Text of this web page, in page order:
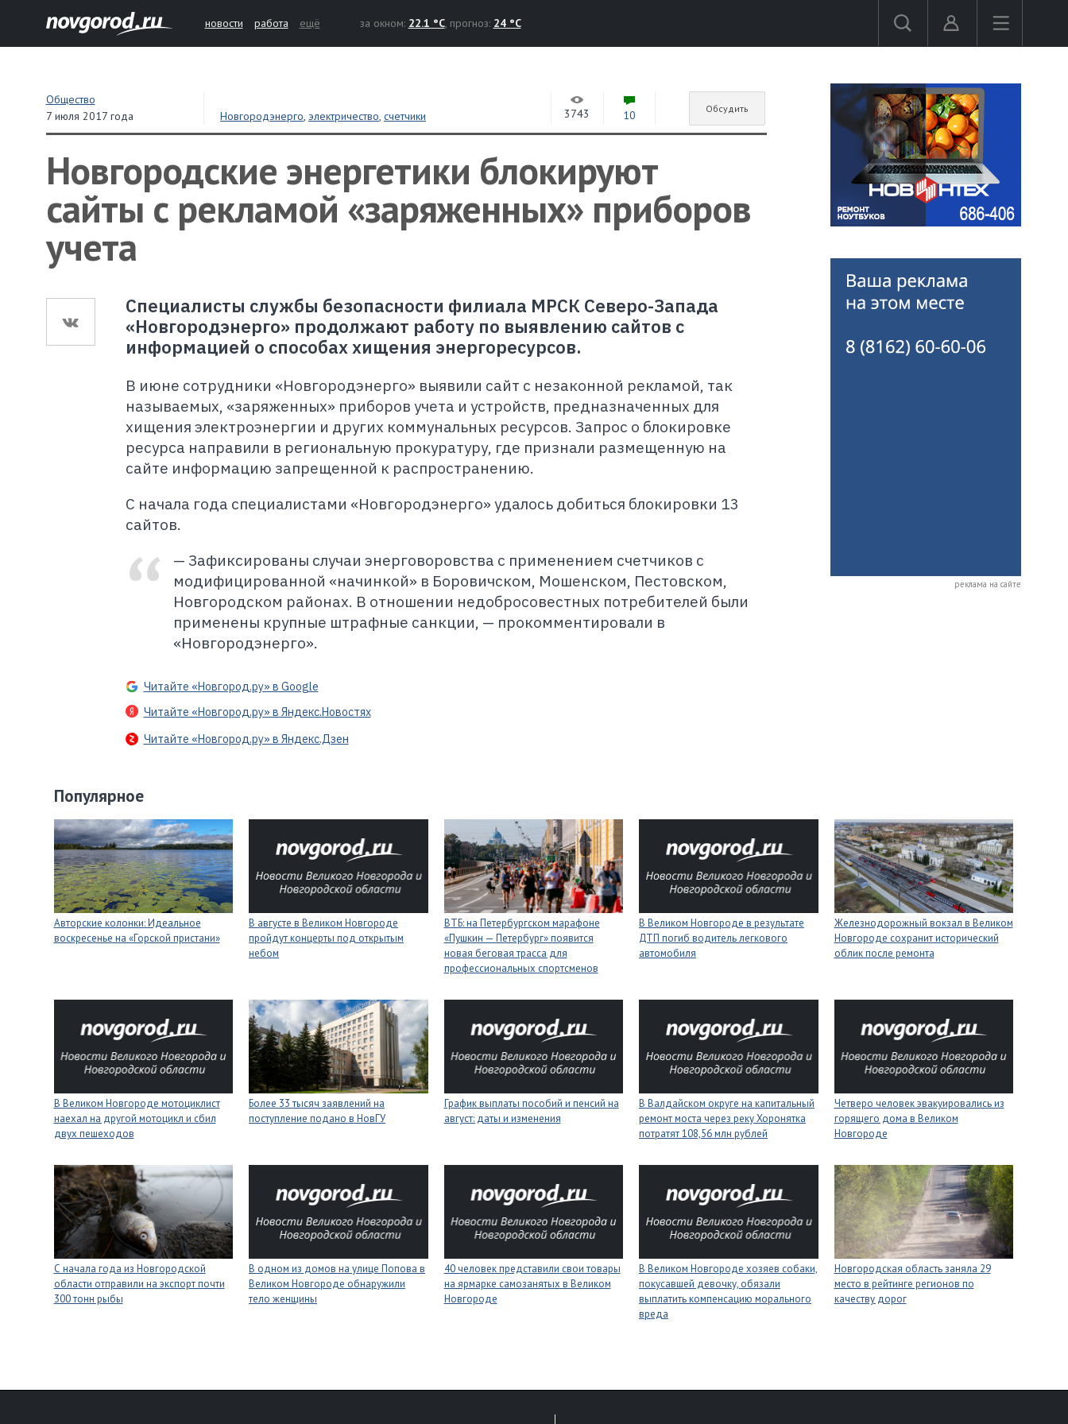
новости работа ещё за окном: 22.1 °C, прогноз: 24 °C
Общество
7 июля 2017 года
Новгородэнерго, электричество,счетчики 3743 10 Обсудить
Новгородские энергетики блокируют
сайты с рекламой «заряженных» приборов
учета
Специалисты службы безопасности филиала МРСК Северо-Запада
«Новгородэнерго» продолжают работу по выявлению сайтов с
информацией о способах хищения энергоресурсов.
В июне сотрудники «Новгородэнерго» выявили сайт с незаконной рекламой, так
называемых, «заряженных» приборов учета и устройств, предназначенных для
хищения электроэнергии и других коммунальных ресурсов. Запрос о блокировке
ресурса направили в региональную прокуратуру, где признали размещенную на
сайте информацию запрещенной к распространению.
С начала года специалистами «Новгородэнерго» удалось добиться блокировки 13
сайтов.
— Зафиксированы случаи энерговоровства с применением счетчиков с
модифицированной «начинкой» в Боровичском, Мошенском, Пестовском,
Новгородском районах. В отношении недобросовестных потребителей были
применены крупные штрафные санкции, — прокомментировали в
«Новгородэнерго».
Читайте «Новгород.ру» в Google
Читайте «Новгород.ру» в Яндекс.Новостях
Читайте «Новгород.ру» в Яндекс.Дзен
реклама на сайте
Популярное
Авторские колонки: Идеальное
воскресенье на «Горской пристани»
В августе в Великом Новгороде
пройдут концерты под открытым
небом
ВТБ: на Петербургском марафоне
«Пушкин — Петербург» появится
новая беговая трасса для
профессиональных спортсменов
В Великом Новгороде в результате
ДТП погиб водитель легкового
автомобиля
Железнодорожный вокзал в Великом
Новгороде сохранит исторический
облик после ремонта
В Великом Новгороде мотоциклист
наехал на другой мотоцикл и сбил
двух пешеходов
Более 33 тысяч заявлений на
поступление подано в НовГУ
График выплаты пособий и пенсий на
август: даты и изменения
В Валдайском округе на капитальный
ремонт моста через реку Хоронятка
потратят 108,56 млн рублей
Четверо человек эвакуировались из
горящего дома в Великом
Новгороде
С начала года из Новгородской
области отправили на экспорт почти
300 тонн рыбы
В одном из домов на улице Попова в
Великом Новгороде обнаружили
тело женщины
40 человек представили свои товары
на ярмарке самозанятых в Великом
Новгороде
В Великом Новгороде хозяев собаки,
покусавшей девочку, обязали
выплатить компенсацию морального
вреда
Новгородская область заняла 29
место в рейтинге регионов по
качеству дорог